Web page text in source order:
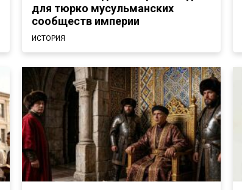
для тюрко мусульманских
сообществ империи
ИСТОРИЯ